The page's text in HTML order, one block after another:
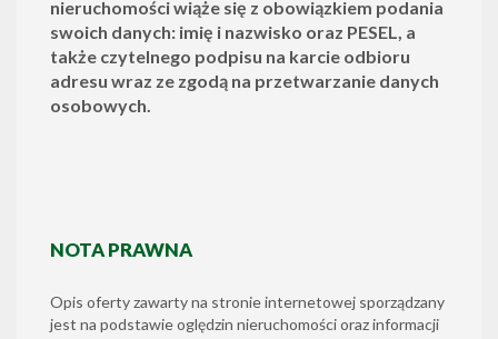
nieruchomości wiąże się z obowiązkiem podania
swoich danych: imię i nazwisko oraz PESEL, a
także czytelnego podpisu na karcie odbioru
adresu wraz ze zgodą na przetwarzanie danych
osobowych.
NOTA PRAWNA
Opis oferty zawarty na stronie internetowej sporządzany
jest na podstawie oględzin nieruchomości oraz informacji